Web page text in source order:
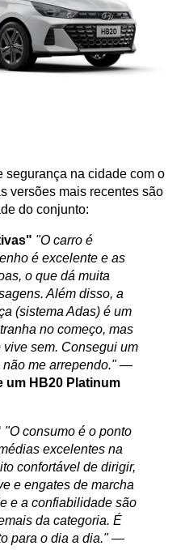
versões mais recentes são
do conjunto:
"O carro é
é excelente e as
o que dá muita
Além disso, a
(sistema Adas) é um
no começo, mas
sem. Consegui um
me arrependo."
um HB20 Platinum
"O consumo é o ponto
excelentes na
confortável de dirigir,
e engates de marcha
e a confiabilidade são
da categoria. É
para o dia a dia."